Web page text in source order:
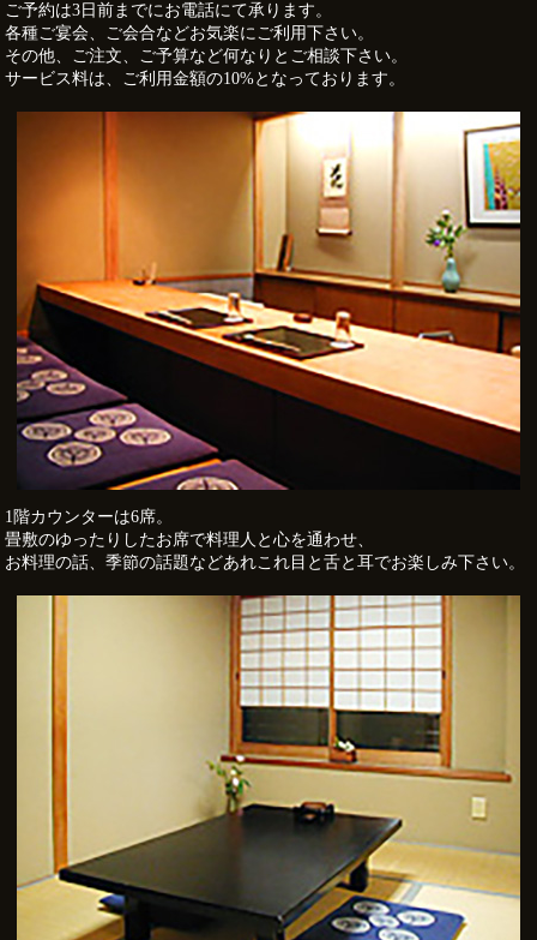
ご予約は3日前までにお電話にて承ります。
各種ご宴会、ご会合などお気楽にご利用下さい。
その他、ご注文、ご予算など何なりとご相談下さい。
サービス料は、ご利用金額の10%となっております。
1階カウンターは6席。
畳敷のゆったりしたお席で料理人と心を通わせ、
お料理の話、季節の話題などあれこれ目と舌と耳でお楽しみ下さい。